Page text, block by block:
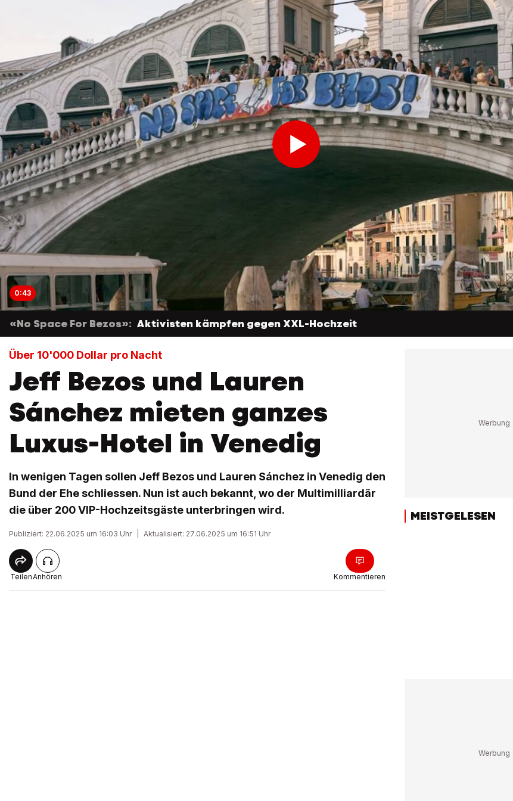
0:43
«No Space For Bezos»: Aktivisten kämpfen gegen XXL-Hochzeit
Über 10'000 Dollar pro Nacht
Jeff Bezos und Lauren
Sánchez mieten ganzes
Luxus-Hotel in Venedig
In wenigen Tagen sollen Jeff Bezos und Lauren Sánchez in Venedig den
Bund der Ehe schliessen. Nun ist auch bekannt, wo der Multimilliardär
die über 200 VIP-Hochzeitsgäste unterbringen wird.
Publiziert: 22.06.2025 um 16:03 Uhr Aktualisiert: 27.06.2025 um 16:51 Uhr
TeilenAnhören Kommentieren
MEISTGELESEN